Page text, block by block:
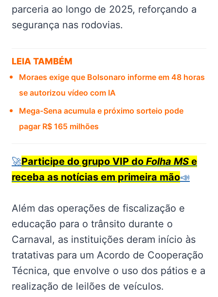
parceria ao longo de 2025, reforçando a
segurança nas rodovias.
LEIA TAMBÉM
Moraes exige que Bolsonaro informe em 48 horas
se autorizou vídeo com IA
Mega-Sena acumula e próximo sorteio pode
pagar R$ 165 milhões
🚀Participe do grupo VIP do Folha MS e
receba as notícias em primeira mão📣
Além das operações de fiscalização e
educação para o trânsito durante o
Carnaval, as instituições deram início às
tratativas para um Acordo de Cooperação
Técnica, que envolve o uso dos pátios e a
realização de leilões de veículos.